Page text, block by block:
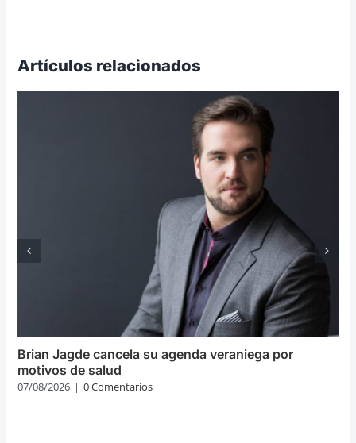
Artículos relacionados
Brian Jagde cancela su agenda veraniega por
motivos de salud
07/08/2026 | 0 Comentarios